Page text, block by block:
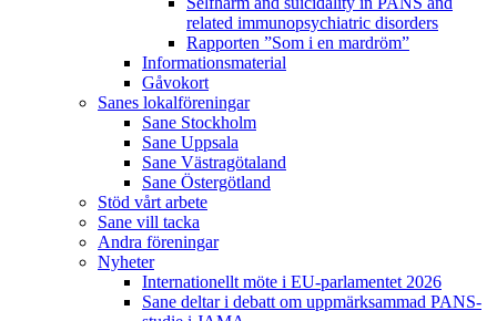
related immunopsychiatric disorders
Rapporten ”Som i en mardröm”
Informationsmaterial
Gåvokort
Sanes lokalföreningar
Sane Stockholm
Sane Uppsala
Sane Västragötaland
Sane Östergötland
Stöd vårt arbete
Sane vill tacka
Andra föreningar
Nyheter
Internationellt möte i EU-parlamentet 2026
Sane deltar i debatt om uppmärksammad PANS-